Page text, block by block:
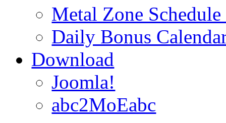
Metal Zone
Daily Bonus
Download
Joomla!
abc2MoEabc